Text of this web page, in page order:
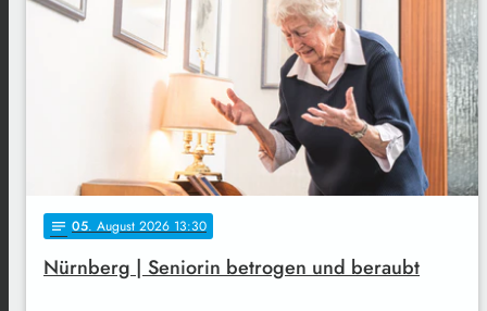
notes 05. August 2026 13:30
Nürnberg | Seniorin betrogen und beraubt